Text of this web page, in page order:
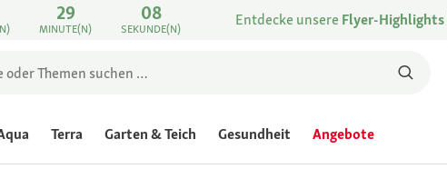
29
MINUTE(N)
08
SEKUNDE(N) Entdecke unsere Flyer-Highlights
Terra Garten & Teich Gesundheit Angebote